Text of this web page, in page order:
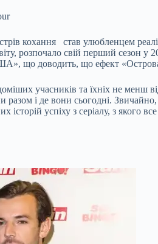
кохання
став улюбленцем
розпочало свій перший сезон у
що доводить, що ефект
учасників та їхніх не
і де вони сьогодні.
історій успіху з серіалу, з